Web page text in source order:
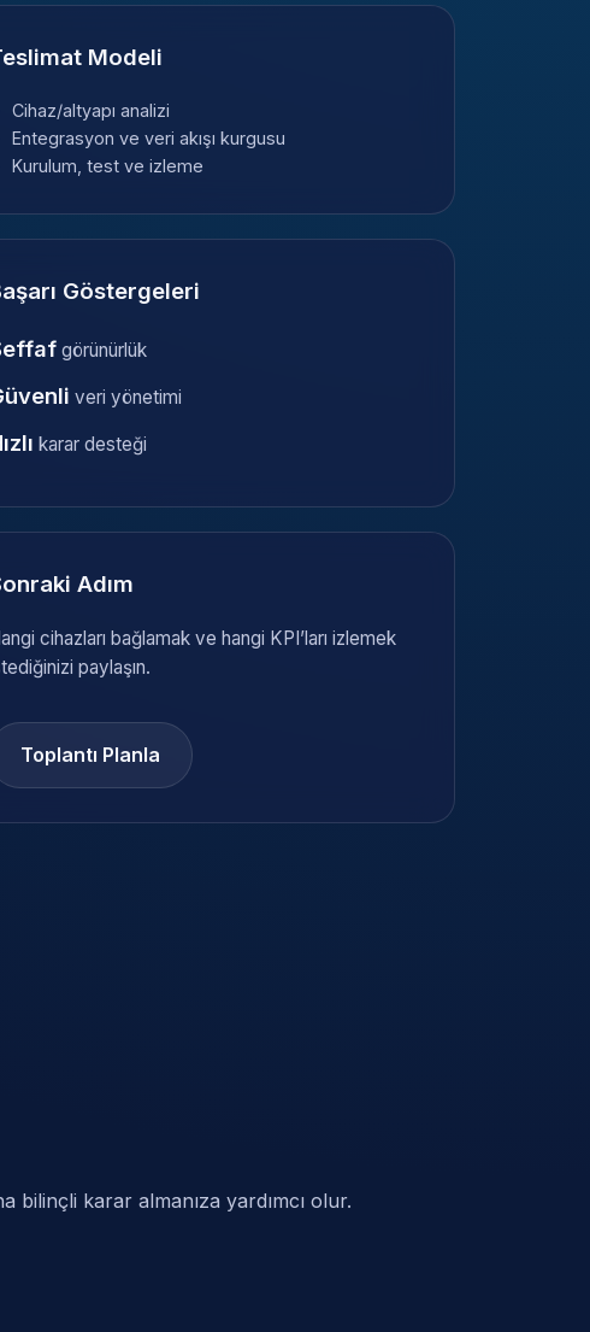
Modeli
Cihaz/altyapı analizi
Entegrasyon ve veri akışı kurgusu
Kurulum, test ve izleme
Göstergeleri
görünürlük
veri yönetimi
karar desteği
Adım
cihazları bağlamak ve hangi KPI’ları izlemek
paylaşın.
Toplantı Planla
bilinçli karar almanıza yardımcı olur.